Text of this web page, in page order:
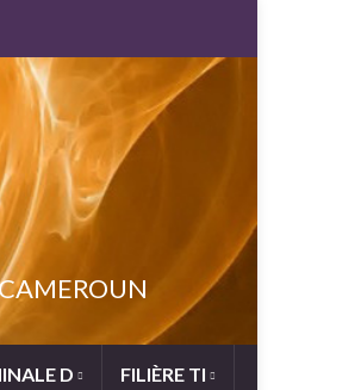
D FILIÈRE TI